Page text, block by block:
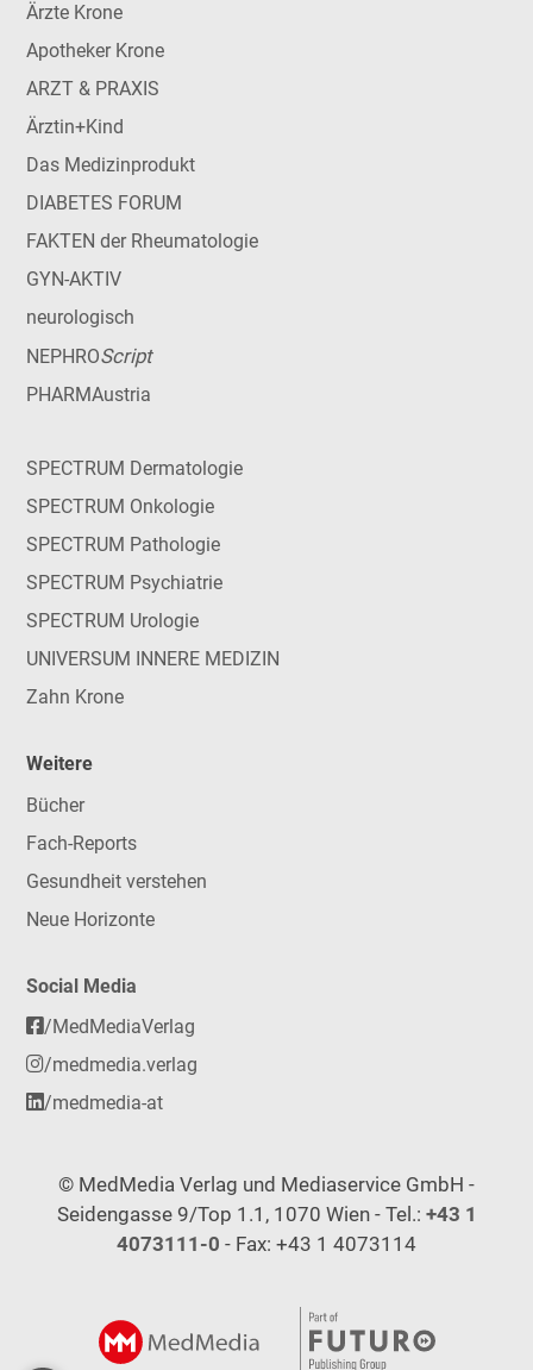
Ärzte Krone
Apotheker Krone
ARZT & PRAXIS
Ärztin+Kind
Das Medizinprodukt
DIABETES FORUM
FAKTEN der Rheumatologie
GYN-AKTIV
neurologisch
NEPHROScript
PHARMAustria
SPECTRUM Dermatologie
SPECTRUM Onkologie
SPECTRUM Pathologie
SPECTRUM Psychiatrie
SPECTRUM Urologie
UNIVERSUM INNERE MEDIZIN
Zahn Krone
Weitere
Bücher
Fach-Reports
Gesundheit verstehen
Neue Horizonte
Social Media
/MedMediaVerlag
/medmedia.verlag
/medmedia-at
© MedMedia Verlag und Mediaservice GmbH -
Seidengasse 9/Top 1.1, 1070 Wien - Tel.: +43 1
4073111-0 - Fax: +43 1 4073114